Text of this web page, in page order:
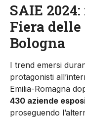
SAIE
Fiera
Bologna
I trend emersi
protagonisti
Emilia-Romagna
430 aziende
proseguendo